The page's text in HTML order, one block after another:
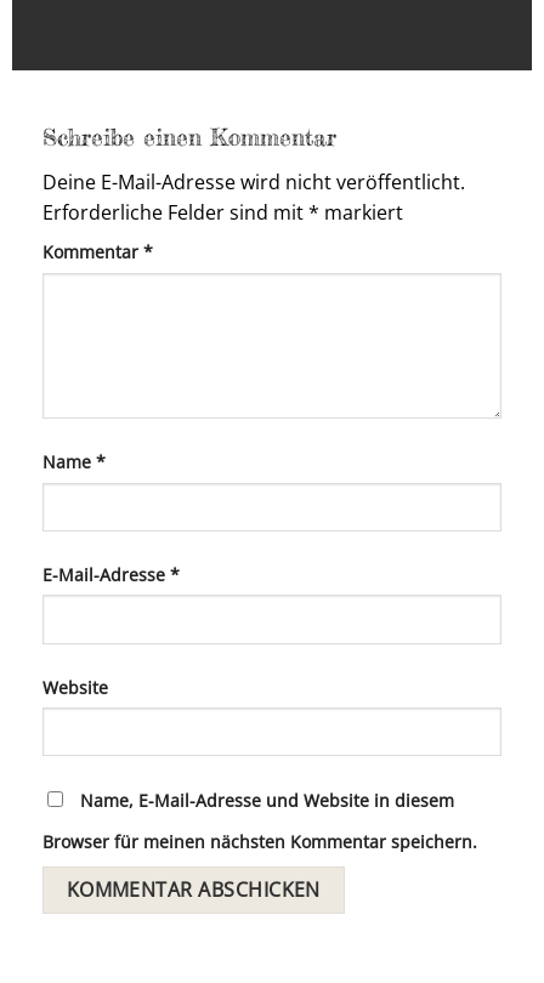
Schreibe einen Kommentar
Deine E-Mail-Adresse wird nicht veröffentlicht.
Erforderliche Felder sind mit* markiert
Kommentar *
Name *
E-Mail-Adresse *
Website
Name, E-Mail-Adresse und Website in diesem
Browser für meinen nächsten Kommentar speichern.